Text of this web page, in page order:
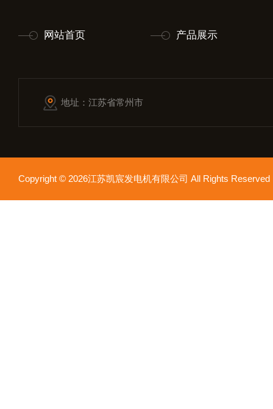
网站首页 产品展示
地址：江苏省常州市
Copyright © 2026江苏凯宸发电机有限公司 All Rights